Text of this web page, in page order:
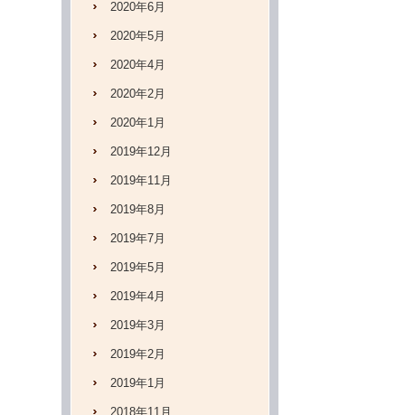
2020年6月
2020年5月
2020年4月
2020年2月
2020年1月
2019年12月
2019年11月
2019年8月
2019年7月
2019年5月
2019年4月
2019年3月
2019年2月
2019年1月
2018年11月